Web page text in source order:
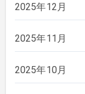
2025年12月
2025年11月
2025年10月